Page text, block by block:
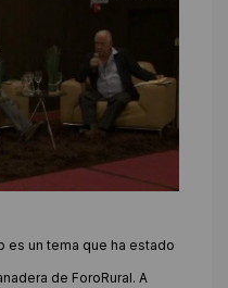
es un tema que ha estado
de ForoRural. A